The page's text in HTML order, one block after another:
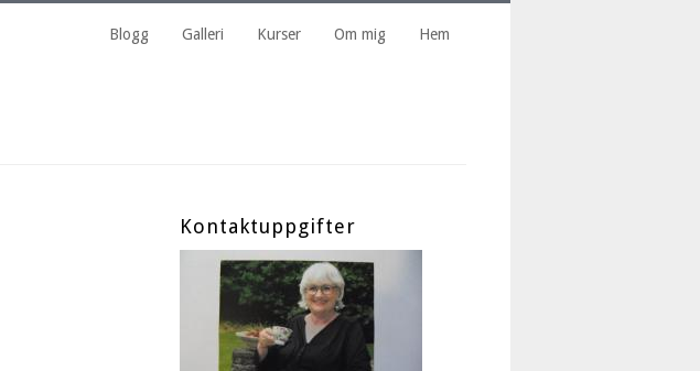
Blogg Galleri Kurser Om mig Hem
Kontaktuppgifter